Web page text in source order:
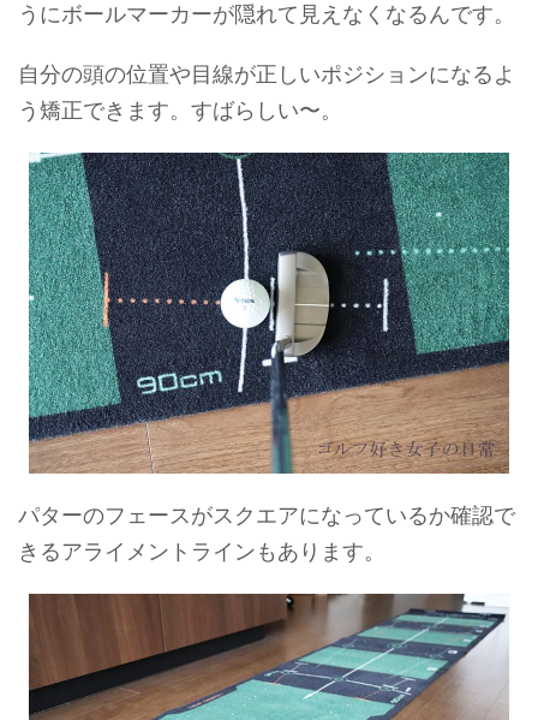
うにボールマーカーが隠れて見えなくなるんです。
自分の頭の位置や目線が正しいポジションになるよ
う矯正できます。すばらしい〜。
パターのフェースがスクエアになっているか確認で
きるアライメントラインもあります。